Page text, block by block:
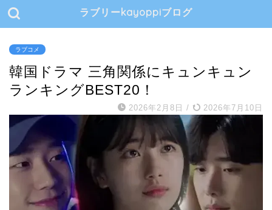
ラブリーkayoppiブログ
ラブコメ
韓国ドラマ 三角関係にキュンキュン
ランキングBEST20！
2026年2月8日 / 2026年7月10日